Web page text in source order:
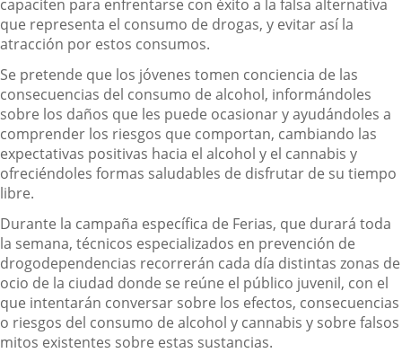
capaciten para enfrentarse con éxito a la falsa alternativa
que representa el consumo de drogas, y evitar así la
atracción por estos consumos.
Se pretende que los jóvenes tomen conciencia de las
consecuencias del consumo de alcohol, informándoles
sobre los daños que les puede ocasionar y ayudándoles a
comprender los riesgos que comportan, cambiando las
expectativas positivas hacia el alcohol y el cannabis y
ofreciéndoles formas saludables de disfrutar de su tiempo
libre.
Durante la campaña específica de Ferias, que durará toda
la semana, técnicos especializados en prevención de
drogodependencias recorrerán cada día distintas zonas de
ocio de la ciudad donde se reúne el público juvenil, con el
que intentarán conversar sobre los efectos, consecuencias
o riesgos del consumo de alcohol y cannabis y sobre falsos
mitos existentes sobre estas sustancias.